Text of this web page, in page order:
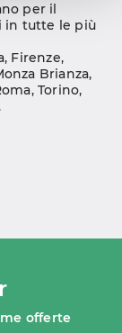
per il
in tutte le più
, Firenze
Brianza
, Torino
offerte